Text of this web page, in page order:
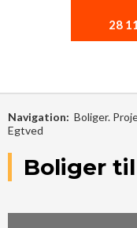
28
Navigation: Boliger.
Egtved
Boliger